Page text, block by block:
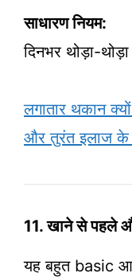
साधारण नियम:
दिनभर थोड़ा-
लगातार थकान
और तुरंत इलाज के
11. खाने से पहले
यह बहुत basic